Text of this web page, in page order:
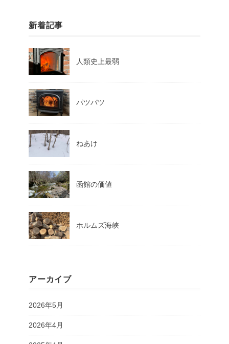
新着記事
人類史上最弱
パツパツ
ねあけ
函館の価値
ホルムズ海峡
アーカイブ
2026年5月
2026年4月